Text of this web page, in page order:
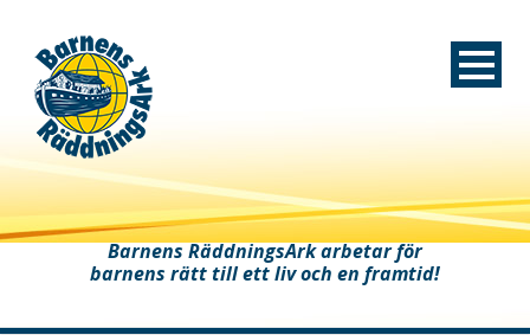
Barnens RäddningsArk arbetar för
barnens rätt till ett liv och en framtid!